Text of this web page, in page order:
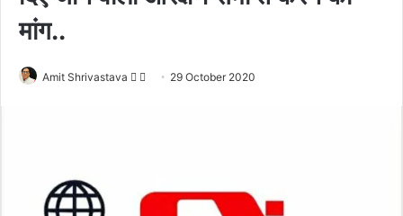
मांग..
Amit Shrivastava
F
o
29 October 2020